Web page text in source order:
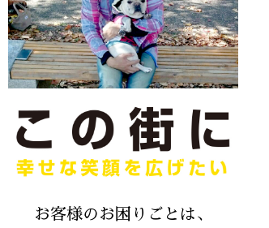
お客様のお困りごとは、